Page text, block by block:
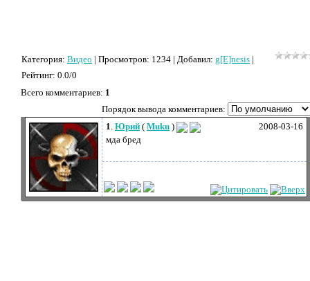
Категория: Видео | Просмотров: 1234 | Добавил: g[E]nesis |
Рейтинг: 0.0/0
Всего комментариев: 1
Порядок вывода комментариев:
2008-03-16
1. Юрий ( Muku )
мда бред